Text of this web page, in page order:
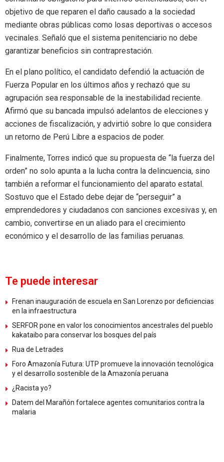
objetivo de que reparen el daño causado a la sociedad
mediante obras públicas como losas deportivas o accesos
vecinales. Señaló que el sistema penitenciario no debe
garantizar beneficios sin contraprestación.
En el plano político, el candidato defendió la actuación de
Fuerza Popular en los últimos años y rechazó que su
agrupación sea responsable de la inestabilidad reciente.
Afirmó que su bancada impulsó adelantos de elecciones y
acciones de fiscalización, y advirtió sobre lo que considera
un retorno de Perú Libre a espacios de poder.
Finalmente, Torres indicó que su propuesta de “la fuerza del
orden” no solo apunta a la lucha contra la delincuencia, sino
también a reformar el funcionamiento del aparato estatal.
Sostuvo que el Estado debe dejar de “perseguir” a
emprendedores y ciudadanos con sanciones excesivas y, en
cambio, convertirse en un aliado para el crecimiento
económico y el desarrollo de las familias peruanas.
Te puede interesar
Frenan inauguración de escuela en San Lorenzo por deficiencias
en la infraestructura
SERFOR pone en valor los conocimientos ancestrales del pueblo
kakataibo para conservar los bosques del país
Rua de Letrades
Foro Amazonía Futura: UTP promueve la innovación tecnológica
y el desarrollo sostenible de la Amazonía peruana
¿Racista yo?
Datem del Marañón fortalece agentes comunitarios contra la
malaria